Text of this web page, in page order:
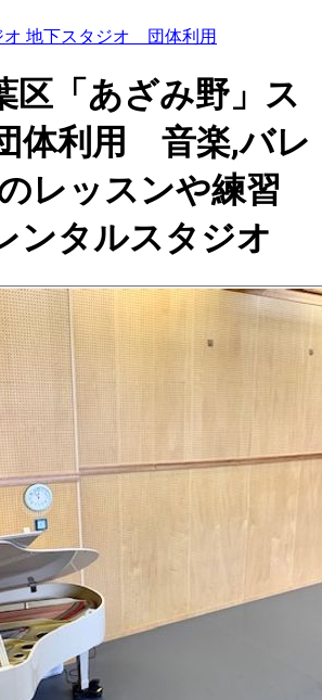
オ 地下スタジオ 団体利用
区「あざみ野」ス
体利用 音楽,バレ
レッスンや練習
ンタルスタジオ